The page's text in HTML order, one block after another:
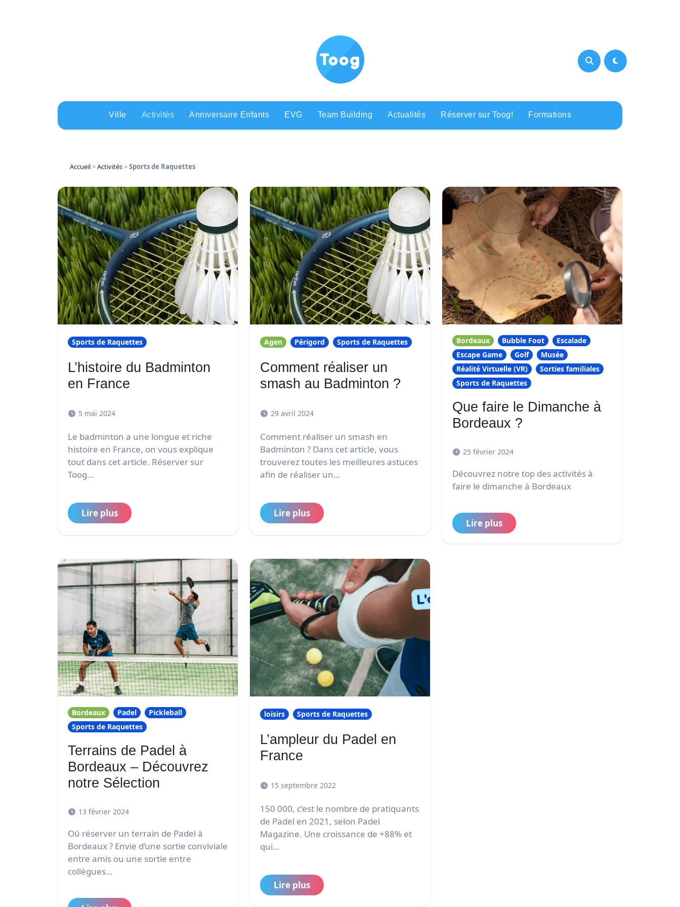
Ville Activités Anniversaire Enfants EVG Team Building Actualités Réserver sur Toog! Formations
Accueil>Activités>Sports de Raquettes
Sports de Raquettes
L’histoire du Badminton
en France
5 mai 2024
Le badminton a une longue et riche
histoire en France, on vous explique
tout dans cet article. Réserver sur
Toog…
Lire plus
Agen Périgord Sports de Raquettes
Comment réaliser un
smash au Badminton ?
29 avril 2024
Comment réaliser un smash en
Badminton ? Dans cet article, vous
trouverez toutes les meilleures astuces
afin de réaliser un…
Lire plus
Bordeaux Bubble Foot
Escalade
Escape Game
Golf
Musée
Réalité Virtuelle (VR)
Sorties familiales
Sports de Raquettes
Que faire le Dimanche à
Bordeaux ?
25 février 2024
Découvrez notre top des activités à
faire le dimanche à Bordeaux
Lire plus
Bordeaux Padel
Pickleball
Sports de Raquettes
Terrains de Padel à
Bordeaux – Découvrez
notre Sélection
13 février 2024
Où réserver un terrain de Padel à
Bordeaux ? Envie d’une sortie conviviale
entre amis ou une sortie entre
collègues…
loisirs Sports de Raquettes
L’ampleur du Padel en
France
15 septembre 2022
150 000, c’est le nombre de pratiquants
de Padel en 2021, selon Padel
Magazine. Une croissance de +88% et
qui…
Lire plus